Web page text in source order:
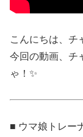
こんにちは、チ
今回の動画、チ
ゃ！✨
■ ウマ娘トレー